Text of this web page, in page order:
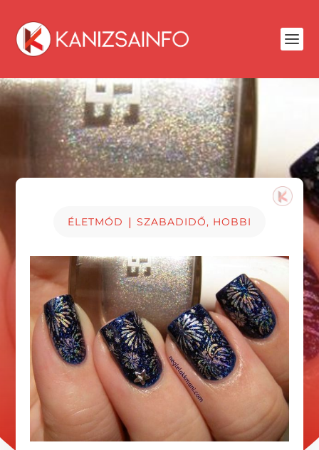
ÉLETMÓD | SZABADIDŐ, HOBBI